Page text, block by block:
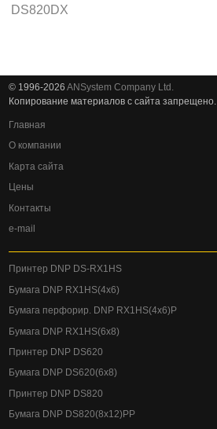
© 1996-2026ANSystem Company Ltd.
Копирование материалов с сайта запрещено.
Главная
О компании
Карта сайта
Цены
Контакты
e-mail
Принтер DNP DS-RX1HS
Бумага DNP RX1HS(4x6)
Бумага перфорир. DNP RX1HS(4x6)P
Бумага DNP RX1HS(6x8)
Принтер DNP DS620
Бумага DNP DS620(6x8)
Принтер DNP DS820
Бумага DNP DS820(8x12)PP